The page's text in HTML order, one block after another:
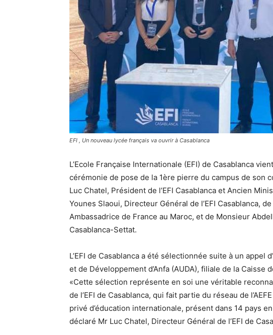
EFI , Un nouveau lycée français va ouvrir à Casablanca
L’Ecole Française Internationale (EFI) de Casablanca
cérémonie de pose de la 1ère pierre du campus de son
Luc Chatel, Président de l’EFI Casablanca et Ancien
Younes Slaoui, Directeur Général de l’EFI Casablanca,
Ambassadrice de France au Maroc, et de Monsieur
Casablanca-Settat.
L’EFI de Casablanca a été sélectionnée suite à un appel
et de Développement d’Anfa (AUDA), filiale de la Caisse
«Cette sélection représente en soi une véritable
de l’EFI de Casablanca, qui fait partie du réseau de
privé d’éducation internationale, présent dans 14 pays
déclaré Mr Luc Chatel, Directeur Général de l’EFI de